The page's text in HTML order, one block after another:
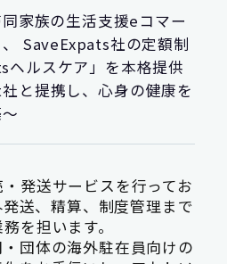
家族の生活支援eコマー
SaveExpats社の定額制
ヘルスケア」を本格提供
と提携し、心身の健康を
発送サービスを行ってお
送、精算、制度管理まで
を担います。
団体の海外駐在員向けの